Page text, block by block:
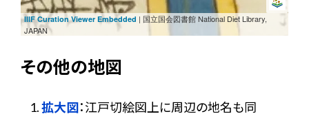
IIIF Curation Viewer Embedded | 国立国会図書館 National Diet Library,
JAPAN
その他の地図
拡大図：江戸切絵図上に周辺の地名も同